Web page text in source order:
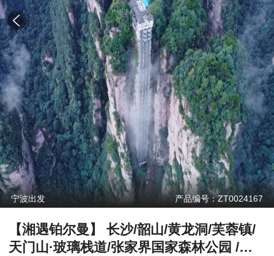
宁波出发 产品编号：ZT0024167
【湘遇铂尔曼】 长沙/韶山/黄龙洞/芙蓉镇/
天门山·玻璃栈道/张家界国家森林公园 /凤